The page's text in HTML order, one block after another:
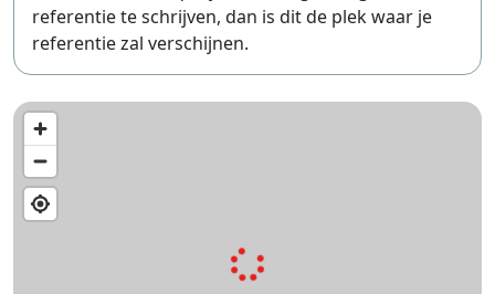
referentie te schrijven, dan is dit de plek waar je
referentie zal verschijnen.